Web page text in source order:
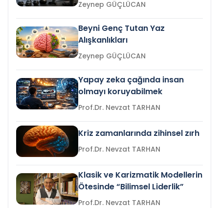
Zeynep GÜÇLÜCAN
Beyni Genç Tutan Yaz
Alışkanlıkları
Zeynep GÜÇLÜCAN
Yapay zeka çağında insan
olmayı koruyabilmek
Prof.Dr. Nevzat TARHAN
Kriz zamanlarında zihinsel zırh
Prof.Dr. Nevzat TARHAN
Klasik ve Karizmatik Modellerin
Ötesinde “Bilimsel Liderlik”
Prof.Dr. Nevzat TARHAN